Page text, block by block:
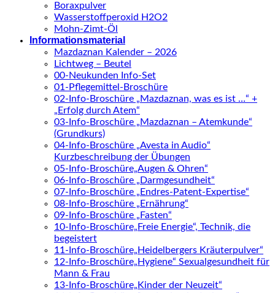
Boraxpulver
Wasserstoffperoxid H2O2
Mohn-Zimt-Öl
Informationsmaterial
Mazdaznan Kalender – 2026
Lichtweg – Beutel
00-Neukunden Info-Set
01-Pflegemittel-Broschüre
02-Info-Broschüre „Mazdaznan, was es ist …“ +
„Erfolg durch Atem“
03-Info-Broschüre „Mazdaznan – Atemkunde“
(Grundkurs)
04-Info-Broschüre „Avesta in Audio“
Kurzbeschreibung der Übungen
05-Info-Broschüre„Augen & Ohren“
06-Info-Broschüre „Darmgesundheit“
07-Info-Broschüre „Endres-Patent-Expertise“
08-Info-Broschüre „Ernährung“
09-Info-Broschüre „Fasten“
10-Info-Broschüre„Freie Energie“, Technik, die
begeistert
11-Info-Broschüre„Heidelbergers Kräuterpulver“
12-Info-Broschüre„Hygiene“ Sexualgesundheit für
Mann & Frau
13-Info-Broschüre„Kinder der Neuzeit“